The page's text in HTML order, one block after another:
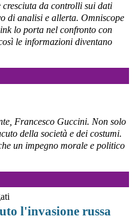
come il Governo
della decisione della Corte
provvedimento è già stato
di vendita. “Alla luce del
ha presentato una proposta
che tiene conto della
stanno valutando”.
da controlli sui dati
di analisi e allerta. Omniscope
lo porta nel confronto con
le informazioni diventano
Francesco Guccini. Non solo
della società e dei costumi.
un impegno morale e politico
l'invasione russa